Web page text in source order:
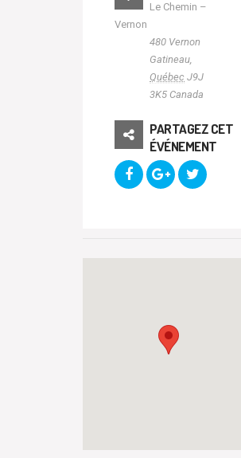
Le Chemin –
Vernon
480 Vernon
Gatineau,
Québec J9J
3K5 Canada
PARTAGEZ CET
ÉVÉNEMENT